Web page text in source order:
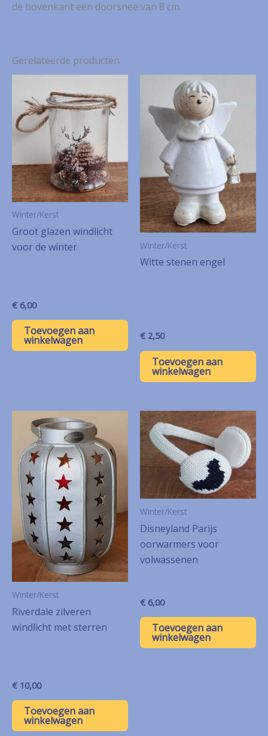
de bovenkant een doorsnee van 8 cm.
Gerelateerde producten
Winter/Kerst
Groot glazen windlicht
voor de winter
€ 6,00
Toevoegen aan
winkelwagen
Winter/Kerst
Witte stenen engel
€ 2,50
Toevoegen aan
winkelwagen
Winter/Kerst
Riverdale zilveren
windlicht met sterren
€ 10,00
Toevoegen aan
winkelwagen
Winter/Kerst
Disneyland Parijs
oorwarmers voor
volwassenen
€ 6,00
Toevoegen aan
winkelwagen